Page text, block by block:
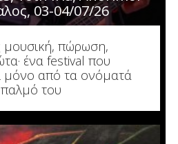
03-04/07/26
μουσική, πώρωση,
ένα festival που
μόνο από τα ονόματά
του